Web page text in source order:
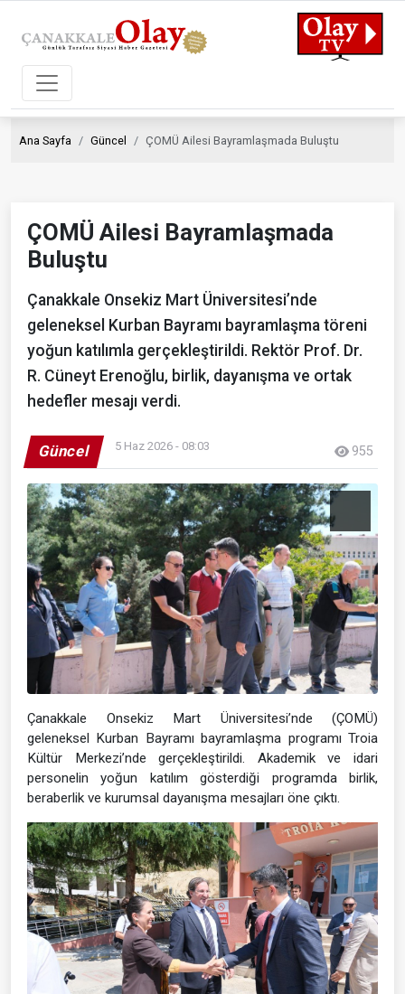
Ana Sayfa Güncel ÇOMÜ Ailesi Bayramlaşmada Buluştu
ÇOMÜ Ailesi Bayramlaşmada
Buluştu
Çanakkale Onsekiz Mart Üniversitesi’nde
geleneksel Kurban Bayramı bayramlaşma töreni
yoğun katılımla gerçekleştirildi. Rektör Prof. Dr.
R. Cüneyt Erenoğlu, birlik, dayanışma ve ortak
hedefler mesajı verdi.
Güncel 5 Haz 2026 - 08:03 955
Çanakkale Onsekiz Mart Üniversitesi’nde (ÇOMÜ)
geleneksel Kurban Bayramı bayramlaşma programı Troia
Kültür Merkezi’nde gerçekleştirildi. Akademik ve idari
personelin yoğun katılım gösterdiği programda birlik,
beraberlik ve kurumsal dayanışma mesajları öne çıktı.